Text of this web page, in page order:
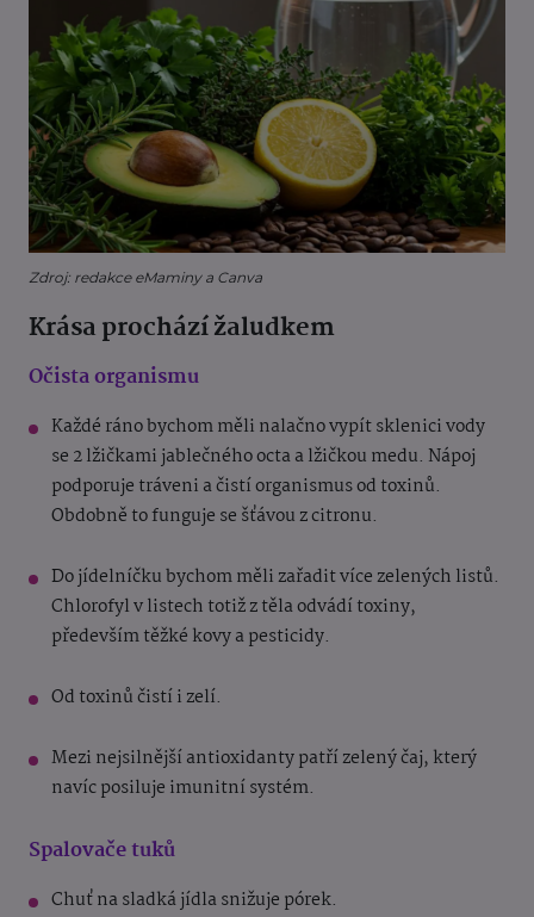
Zdroj: redakce eMaminy a Canva
Krása prochází žaludkem
Očista organismu
Každé ráno bychom měli nalačno vypít sklenici vody
se 2 lžičkami jablečného octa a lžičkou medu. Nápoj
podporuje tráveni a čistí organismus od toxinů.
Obdobně to funguje se šťávou z citronu.
Do jídelníčku bychom měli zařadit více zelených listů.
Chlorofyl v listech totiž z těla odvádí toxiny,
především těžké kovy a pesticidy.
Od toxinů čistí i zelí.
Mezi nejsilnější antioxidanty patří zelený čaj, který
navíc posiluje imunitní systém.
Spalovače tuků
Chuť na sladká jídla snižuje pórek.